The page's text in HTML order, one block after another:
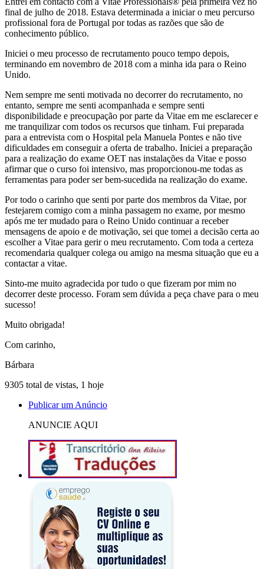
final de julho de 2018. Estava determinada a iniciar o meu percurso
profissional fora de Portugal por todas as razões que são de
conhecimento público.
Iniciei o meu processo de recrutamento pouco tempo depois,
terminando em novembro de 2018 com a minha ida para o Reino
Unido.
Nem sempre me senti motivada no decorrer do recrutamento, no
entanto, sempre me senti acompanhada e sempre senti
disponibilidade e preocupação por parte da Vitae em me esclarecer e
me tranquilizar com todos os recursos que tinham. Fui preparada
para a entrevista com o Hospital pela Manuela Pontes e não tive
dificuldades em conseguir a oferta de trabalho. Iniciei a preparação
para a realização do exame OET nas instalações da Vitae e posso
afirmar que o curso foi intensivo, mas proporcionou-me todas as
ferramentas para poder ser bem-sucedida na realização do exame.
Por todo o carinho que senti por parte dos membros da Vitae, por
festejarem comigo com a minha passagem no exame, por mesmo
após me ter mudado para o Reino Unido continuar a receber
mensagens de apoio e de motivação, sei que tomei a decisão certa ao
escolher a Vitae para gerir o meu recrutamento. Com toda a certeza
recomendaria qualquer colega ou amigo na mesma situação que eu a
contactar a vitae.
Sinto-me muito agradecida por tudo o que fizeram por mim no
decorrer deste processo. Foram sem dúvida a peça chave para o meu
sucesso!
Muito obrigada!
Com carinho,
Bárbara
9305 total de vistas, 1 hoje
Publicar um Anúncio
ANUNCIE AQUI